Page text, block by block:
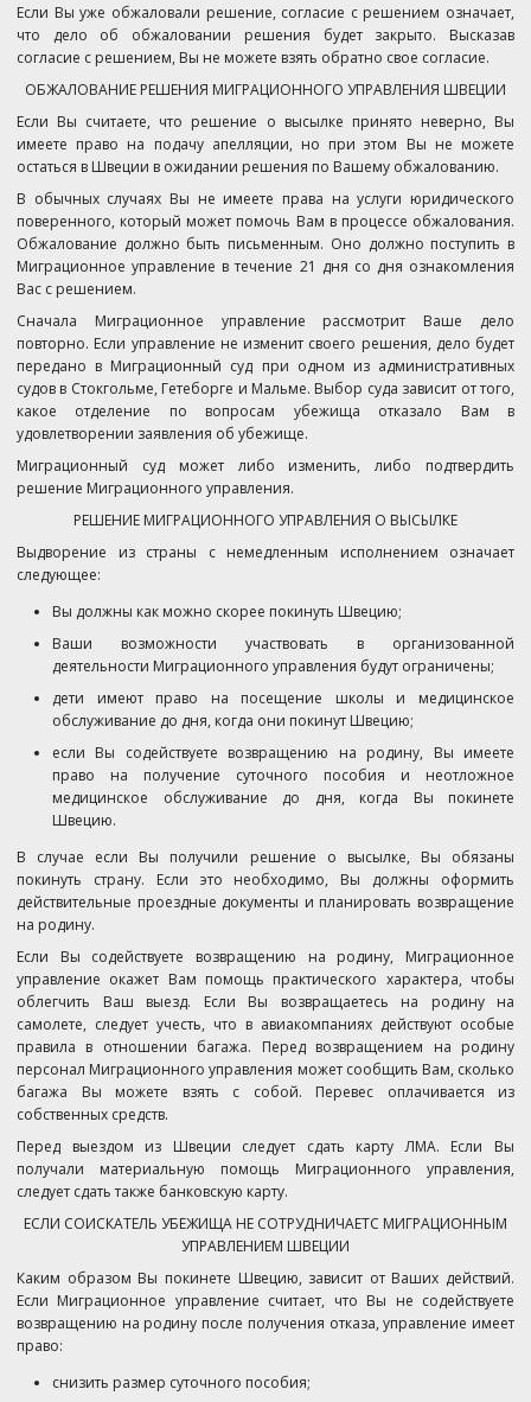
Если Вы уже обжаловали решение, согласие с решением означает,
что дело об обжаловании решения будет закрыто. Высказав
согласие с решением, Вы не можете взять обратно свое согласие.
ОБЖАЛОВАНИЕ РЕШЕНИЯ МИГРАЦИОННОГО УПРАВЛЕНИЯ ШВЕЦИИ
Если Вы считаете, что решение о высылке принято неверно, Вы
имеете право на подачу апелляции, но при этом Вы не можете
остаться в Швеции в ожидании решения по Вашему обжалованию.
В обычных случаях Вы не имеете права на услуги юридического
поверенного, который может помочь Вам в процессе обжалования.
Обжалование должно быть письменным. Оно должно поступить в
Миграционное управление в течение 21 дня со дня ознакомления
Вас с решением.
Сначала Миграционное управление рассмотрит Ваше дело
повторно. Если управление не изменит своего решения, дело будет
передано в Миграционный суд при одном из административных
судов в Стокгольме, Гетеборге и Мальме. Выбор суда зависит от того,
какое отделение по вопросам убежища отказало Вам в
удовлетворении заявления об убежище.
Миграционный суд может либо изменить, либо подтвердить
решение Миграционного управления.
РЕШЕНИЕ МИГРАЦИОННОГО УПРАВЛЕНИЯ О ВЫСЫЛКЕ
Выдворение из страны с немедленным исполнением означает
следующее:
Вы должны как можно скорее покинуть Швецию;
Ваши возможности участвовать в организованной
деятельности Миграционного управления будут ограничены;
дети имеют право на посещение школы и медицинское
обслуживание до дня, когда они покинут Швецию;
если Вы содействуете возвращению на родину, Вы имеете
право на получение суточного пособия и неотложное
медицинское обслуживание до дня, когда Вы покинете
Швецию.
В случае если Вы получили решение о высылке, Вы обязаны
покинуть страну. Если это необходимо, Вы должны оформить
действительные проездные документы и планировать возвращение
на родину.
Если Вы содействуете возвращению на родину, Миграционное
управление окажет Вам помощь практического характера, чтобы
облегчить Ваш выезд. Если Вы возвращаетесь на родину на
самолете, следует учесть, что в авиакомпаниях действуют особые
правила в отношении багажа. Перед возвращением на родину
персонал Миграционного управления может сообщить Вам, сколько
багажа Вы можете взять с собой. Перевес оплачивается из
собственных средств.
Перед выездом из Швеции следует сдать карту ЛМА. Если Вы
получали материальную помощь Миграционного управления,
следует сдать также банковскую карту.
ЕСЛИ СОИСКАТЕЛЬ УБЕЖИЩА НЕ СОТРУДНИЧАЕТС МИГРАЦИОННЫМ
УПРАВЛЕНИЕМ ШВЕЦИИ
Каким образом Вы покинете Швецию, зависит от Ваших действий.
Если Миграционное управление считает, что Вы не содействуете
возвращению на родину после получения отказа, управление имеет
право:
снизить размер суточного пособия;